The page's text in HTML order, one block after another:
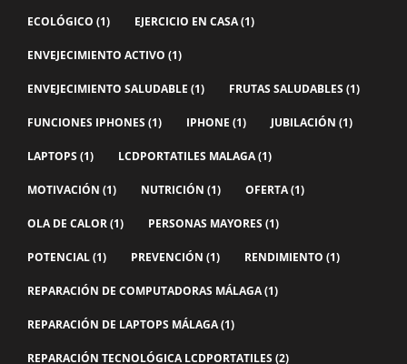
ECOLÓGICO (1) EJERCICIO EN CASA(1)
ENVEJECIMIENTO ACTIVO (1)
ENVEJECIMIENTO SALUDABLE (1) FRUTAS SALUDABLES (1)
FUNCIONES IPHONES (1) IPHONE (1) JUBILACIÓN (1)
LAPTOPS (1) LCDPORTATILES MALAGA(1)
MOTIVACIÓN (1) NUTRICIÓN (1) OFERTA(1)
OLA DE CALOR(1) PERSONAS MAYORES (1)
POTENCIAL(1) PREVENCIÓN (1) RENDIMIENTO (1)
REPARACIÓN DE COMPUTADORAS MÁLAGA(1)
REPARACIÓN DE LAPTOPS MÁLAGA(1)
REPARACIÓN TECNOLÓGICA LCDPORTATILES (2)